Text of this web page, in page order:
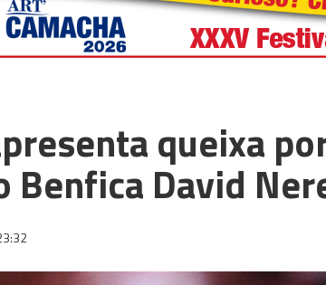
queixa
Benfica David